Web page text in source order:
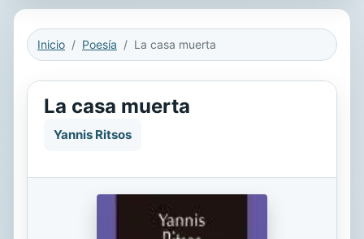
Inicio Poesía La casa muerta
La casa muerta
Yannis Ritsos